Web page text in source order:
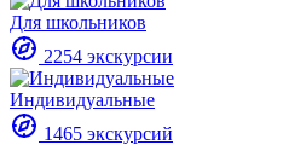
Для школьников
2254 экскурсии
Индивидуальные
1465 экскурсий